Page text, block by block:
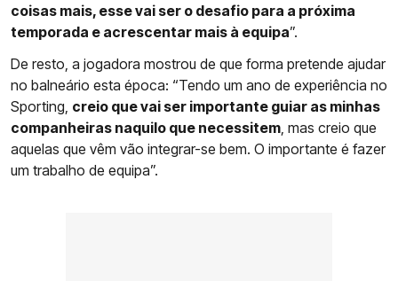
coisas mais, esse vai ser o desafio para a próxima
temporada e acrescentar mais à equipa”.
De resto, a jogadora mostrou de que forma pretende ajudar
no balneário esta época: “Tendo um ano de experiência no
Sporting, creio que vai ser importante guiar as minhas
companheiras naquilo que necessitem , mas creio que
aquelas que vêm vão integrar-se bem. O importante é fazer
um trabalho de equipa”.